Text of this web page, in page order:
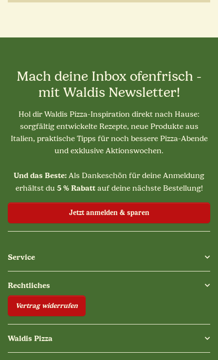
Mach deine Inbox ofenfrisch -
mit Waldis Newsletter!
Hol dir Waldis Pizza-Inspiration direkt nach Hause:
sorgfältig entwickelte Rezepte, neue Produkte aus
Italien, praktische Tipps für noch bessere Pizza-Abende
und exklusive Aktionswochen.
Und das Beste: Als Dankeschön für deine Anmeldung
erhältst du 5 % Rabattauf deine nächste Bestellung!
Jetzt anmelden & sparen
Service
Rechtliches
Vertrag widerrufen
Waldis Pizza